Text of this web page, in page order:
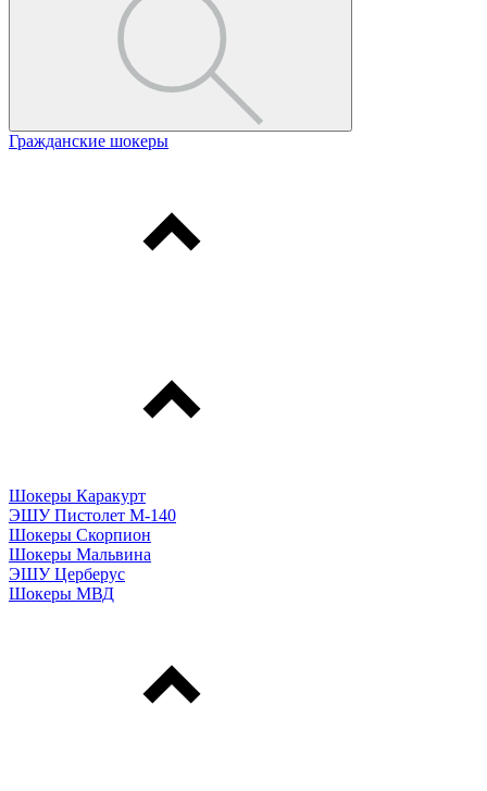
Гражданские шокеры
Шокеры Каракурт
ЭШУ Пистолет М-140
Шокеры Скорпион
Шокеры Мальвина
ЭШУ Церберус
Шокеры МВД